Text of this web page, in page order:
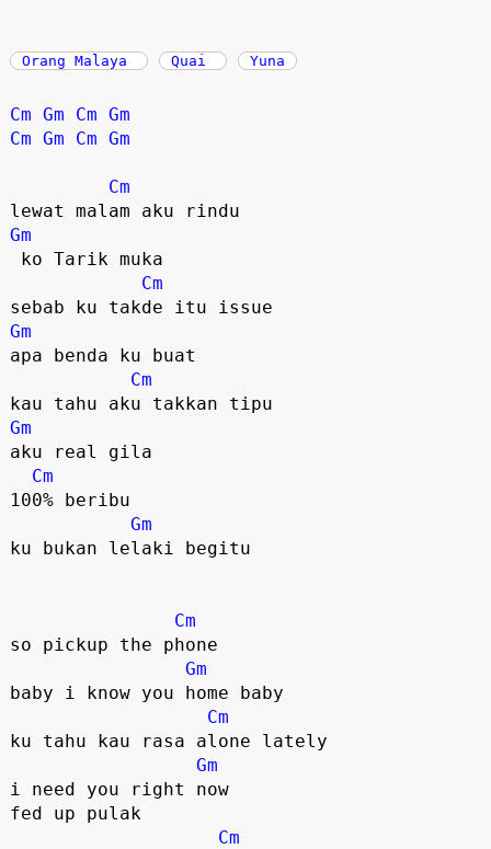
Orang Malaya Quai Yuna
Cm Gm Cm Gm
Cm Gm Cm Gm
Cm
Gm
Cm
Gm
apa benda ku buat
Cm
Gm
aku real gila
Cm
100% beribu
Gm
ku bukan lelaki begitu
Cm
so pickup the phone
Gm
baby i know you home baby
Cm
ku tahu kau rasa alone lately
Gm
i need you right now
fed up pulak
Cm